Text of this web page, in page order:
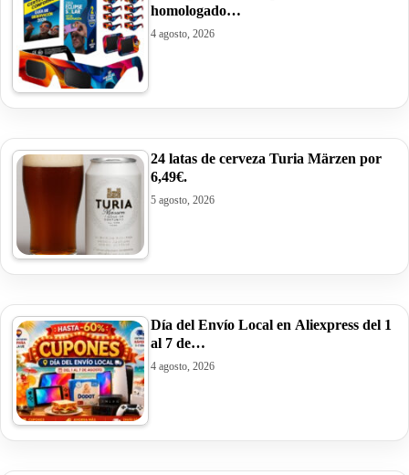
homologado…
4 agosto, 2026
24 latas de cerveza Turia Märzen por
6,49€.
5 agosto, 2026
Día del Envío Local en Aliexpress del 1
al 7 de…
4 agosto, 2026